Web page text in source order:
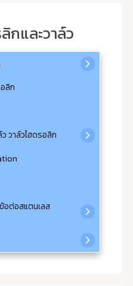
กและวาล์ว
ลิก
วาล์วไฮดรอลิก
อต่อสแตนเลส